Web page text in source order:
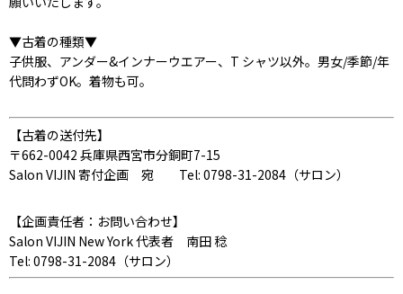
▼古着の種類▼
子供服、アンダー&インナーウエアー、T シャツ以外。男女/季節/年
代問わずOK。着物も可。
【古着の送付先】
〒662-0042 兵庫県西宮市分銅町7-15
Salon VIJIN 寄付企画 宛 Tel: 0798-31-2084（サロン）
【企画責任者：お問い合わせ】
Salon VIJIN New York 代表者 南田 稔
Tel: 0798-31-2084（サロン）